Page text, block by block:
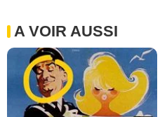
A VOIR AUSSI